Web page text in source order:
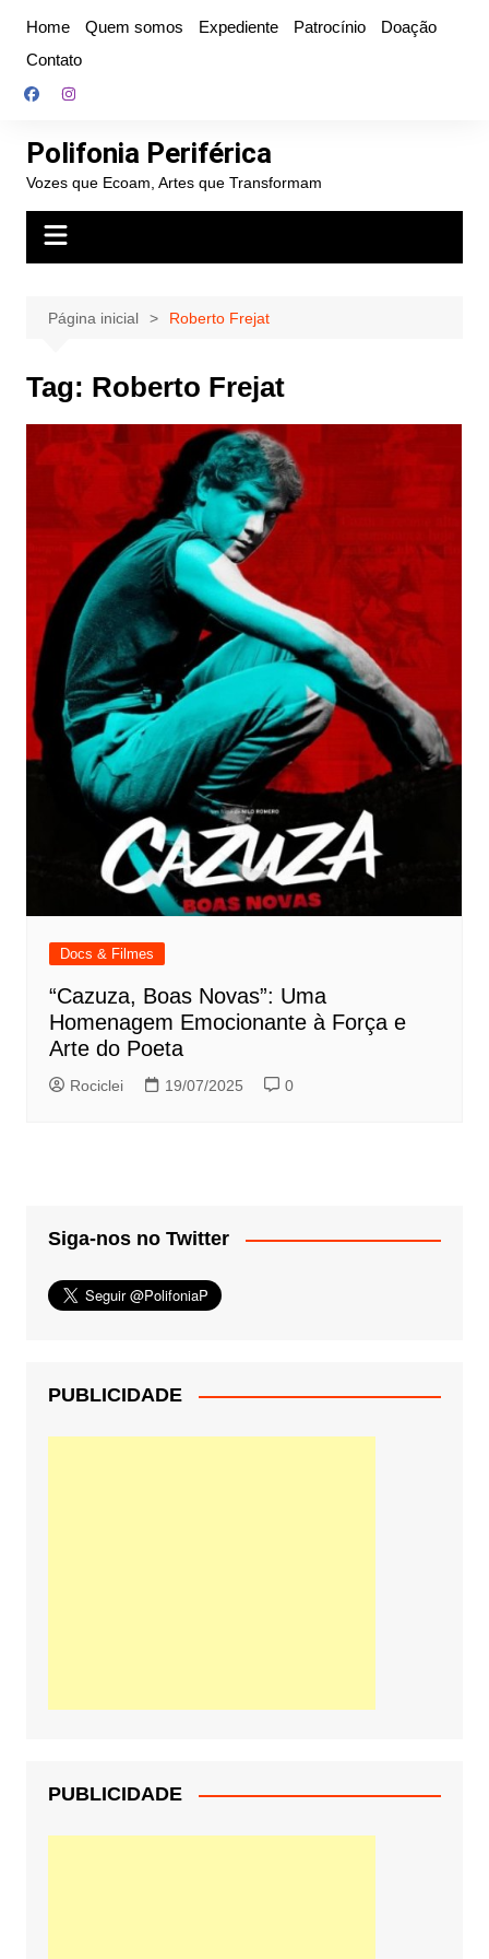
conteúdo
Home Quem somos Expediente Patrocínio
Doação
Contato
Polifonia Periférica
Vozes que Ecoam, Artes que Transformam
Página inicial Roberto Frejat
Tag: Roberto Frejat
Docs & Filmes
“Cazuza, Boas Novas”: Uma
Homenagem Emocionante à Força e
Arte do Poeta
Rociclei 19/07/2025 0
Siga-nos no Twitter
PUBLICIDADE
PUBLICIDADE